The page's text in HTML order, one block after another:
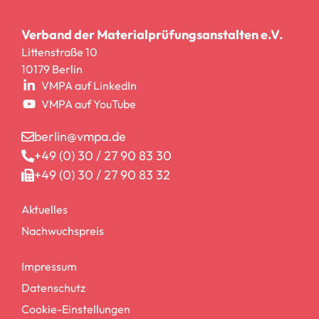
Verband der Materialprüfungsanstalten e.V.
Littenstraße 10
10179 Berlin
VMPA auf LinkedIn
VMPA auf YouTube
berlin@vmpa.de
+49 (0) 30 / 27 90 83 30
+49 (0) 30 / 27 90 83 32
Aktuelles
Nachwuchspreis
Impressum
Datenschutz
Cookie-Einstellungen